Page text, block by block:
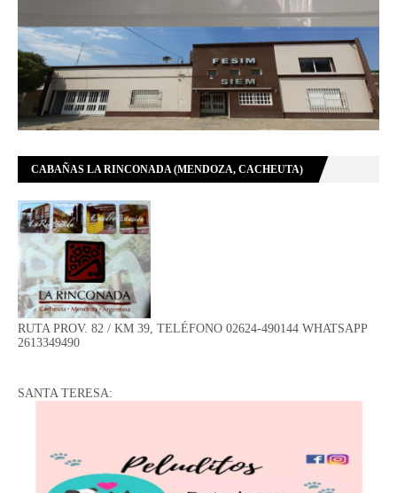
CABAÑAS LA RINCONADA (MENDOZA, CACHEUTA)
RUTA PROV. 82 / KM 39, TELÉFONO 02624-490144 WHATSAPP
2613349490
SANTA TERESA: